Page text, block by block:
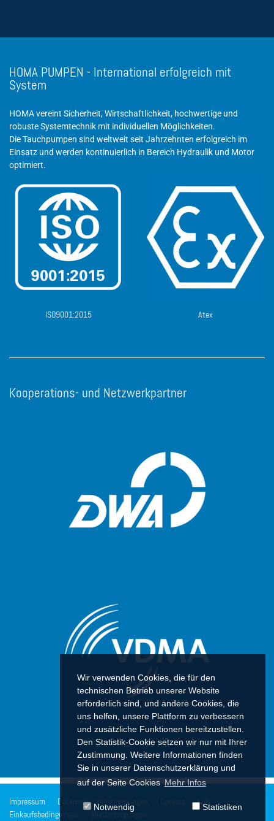
Wir verwenden Cookies, die für den
technischen Betrieb unserer Website
erforderlich sind, und andere Cookies, die
uns helfen, unsere Plattform zu verbessern
und zusätzliche Funktionen bereitzustellen.
Den Statistik-Cookie setzen wir nur mit Ihrer
Zustimmung. Weitere Informationen finden
Sie in unserer Datenschutzerklärung und
auf der Seite CookiesMehr Infos
Notwendig Statistiken
HOMA PUMPEN - International erfolgreich mit
System
HOMA vereint Sicherheit, Wirtschaftlichkeit, hochwertige und
robuste Systemtechnik mit individuellen Möglichkeiten.
Die Tauchpumpen sind weltweit seit Jahrzehnten erfolgreich im
Einsatz und werden kontinuierlich in Bereich Hydraulik und Motor
optimiert.
ISO9001:2015 Atex
Kooperations- und Netzwerkpartner
Impressum Datenschutzbestimmungen
AGB
Einkaufsbedingungen
Mietbedingungen